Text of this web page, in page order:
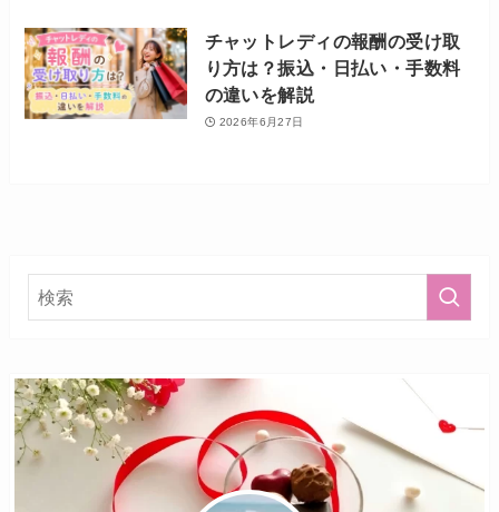
チャットレディの報酬の受け取
り方は？振込・日払い・手数料
の違いを解説
2026年6月27日